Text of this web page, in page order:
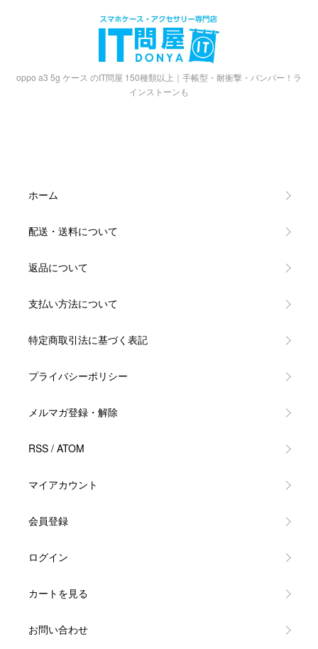
oppo a3 5g ケース のIT問屋 150種類以上｜手帳型・耐衝撃・バンパー！ラ
インストーンも
ホーム
配送・送料について
返品について
支払い方法について
特定商取引法に基づく表記
プライバシーポリシー
メルマガ登録・解除
RSS / ATOM
マイアカウント
会員登録
ログイン
カートを見る
お問い合わせ